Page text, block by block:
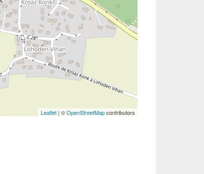
Leaflet | ©OpenStreetMapcontributors